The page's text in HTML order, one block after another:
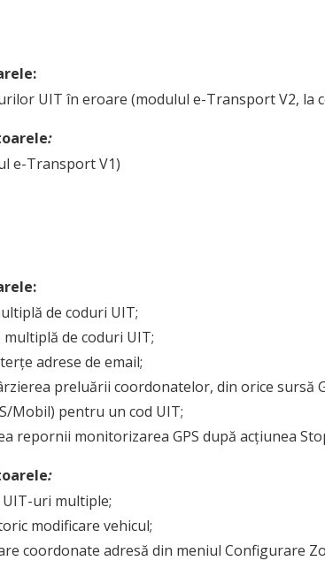
UIT în eroare (modulul e-Transport V2, la
:
e-Transport V1)
de coduri UIT;
de coduri UIT;
adrese de email;
preluării coordonatelor, din orice sursă
Mobil) pentru un cod UIT;
repornii monitorizarea GPS după acțiunea
:
uri multiple;
modificare vehicul;
coordonate adresă din meniul Configurare